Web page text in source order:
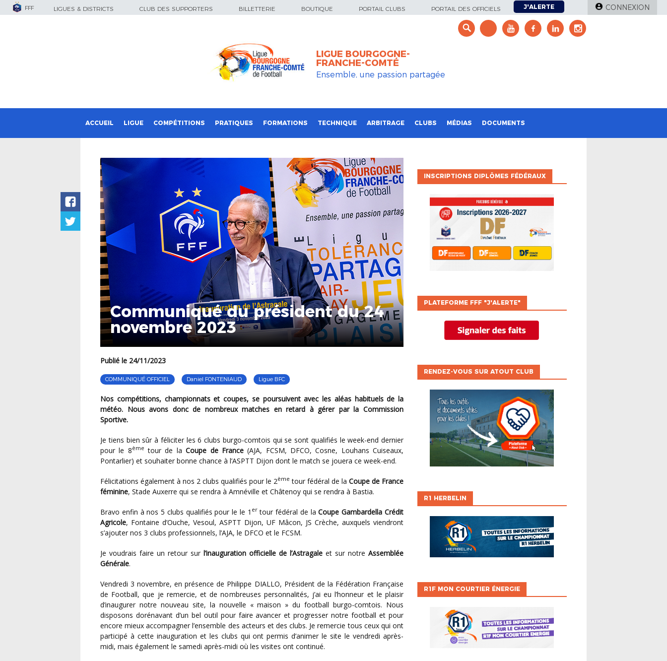
FFF LIGUES & DISTRICTS CLUB DES SUPPORTERS BILLETTERIE BOUTIQUE PORTAIL CLUBS PORTAIL DES OFFICIELS J'ALERTE CONNEXION
LIGUE BOURGOGNE-
FRANCHE-COMTÉ
Ensemble, une passion partagée
ACCUEIL LIGUE COMPÉTITIONS PRATIQUES FORMATIONS TECHNIQUE ARBITRAGE CLUBS MÉDIAS DOCUMENTS
Communiqué du président du 24
novembre 2023
Publié le 24/11/2023
COMMUNIQUÉ OFFICIEL Daniel FONTENIAUD Ligue BFC
Nos compétitions, championnats et coupes, se poursuivent avec les aléas habituels de la
météo. Nous avons donc de nombreux matches en retard à gérer par la Commission
Sportive.
Je tiens bien sûr à féliciter les 6 clubs burgo-comtois qui se sont qualifiés le week-end dernier
pour le 8ème tour de laCoupe de France(AJA, FCSM, DFCO, Cosne, Louhans Cuiseaux,
Pontarlier) et souhaiter bonne chance à l’ASPTT Dijon dont le match se jouera ce week-end.
Félicitations également à nos 2 clubs qualifiés pour le 2ème tour fédéral de la Coupe de France
féminine, Stade Auxerre qui se rendra à Amnéville et Châtenoy qui se rendra à Bastia.
Bravo enfin à nos 5 clubs qualifiés pour le le 1 ertour fédéral de laCoupe Gambardella Crédit
Agricole, Fontaine d’Ouche, Vesoul, ASPTT Dijon, UF Mâcon, JS Crèche, auxquels viendront
s’ajouter nos 3 clubs professionnels, l’AJA, le DFCO et le FCSM.
Je voudrais faire un retour sur l’inauguration officielle de l’Astragale et sur notre Assemblée
Générale.
Vendredi 3 novembre, en présence de Philippe DIALLO, Président de la Fédération Française
de Football, que je remercie, et de nombreuses personnalités, j’ai eu l’honneur et le plaisir
d’inaugurer notre nouveau site, la nouvelle « maison » du football burgo-comtois. Nous
disposons dorénavant d’un bel outil pour faire avancer et progresser notre football et pour
encore mieux accompagner l’ensemble des acteurs et des clubs. Je remercie tous ceux qui ont
participé à cette inauguration et les clubs qui ont permis d’animer le site le vendredi après-
midi, mais également le samedi après-midi où les visites ont continué.
INSCRIPTIONS DIPLÔMES FÉDÉRAUX
PLATEFORME FFF "J'ALERTE"
RENDEZ-VOUS SUR ATOUT CLUB
R1 HERBELIN
R1F MON COURTIER ÉNERGIE